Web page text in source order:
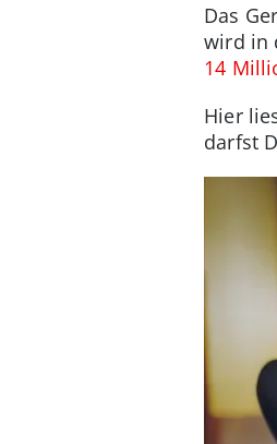
Das
wird in
14
Hier
darfst